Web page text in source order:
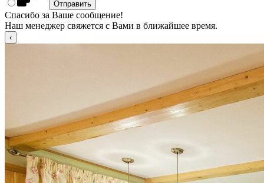
Спасибо за Ваше сообщение!
Наш менеджер свяжется с Вами в ближайшее время.